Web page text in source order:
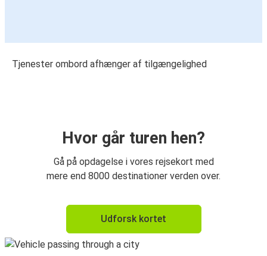
Tjenester ombord afhænger af tilgængelighed
Hvor går turen hen?
Gå på opdagelse i vores rejsekort med
mere end 8000 destinationer verden over.
Udforsk kortet